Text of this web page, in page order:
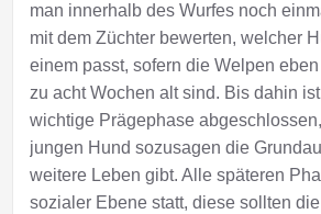
man innerhalb des Wurfes noch
mit dem Züchter bewerten, welcher
einem passt, sofern die Welpen
zu acht Wochen alt sind. Bis dahin
wichtige Prägephase
jungen Hund sozusagen die
weitere Leben gibt. Alle späteren
sozialer Ebene statt, diese sollten